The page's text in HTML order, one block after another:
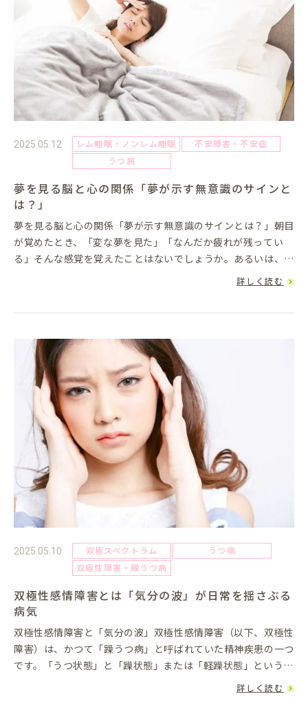
2025.05.12 レム睡眠・ノンレム睡眠
不安障害・不安症
うつ病
夢を見る脳と心の関係「夢が示す無意識のサインと
は？」
夢を見る脳と心の関係「夢が示す無意識のサインとは？」朝目
が覚めたとき、「変な夢を見た」「なんだか疲れが残ってい
る」そんな感覚を覚えたことはないでしょうか。あるいは、何
度も同じ夢を繰り返し見ることに不安を感じた経験がある方も
詳しく読む
2025.05.10 双極スペクトラム
うつ病
双極性障害・躁うつ病
双極性感情障害とは「気分の波」が日常を揺さぶる
病気
双極性感情障害と「気分の波」双極性感情障害（以下、双極性
障害）は、かつて「躁うつ病」と呼ばれていた精神疾患の一つ
です。「うつ状態」と「躁状態」または「軽躁状態」という、
相反するような気分の波が繰り返されるのが特徴です。この病
詳しく読む